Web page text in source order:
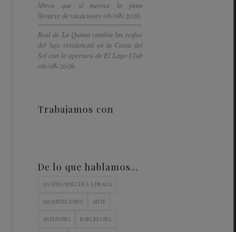
libros que sí merece la pena
llevarse de vacaciones 06/08/2026
Real de La Quinta cambia las reglas
del lujo residencial en la Costa del
Sol con la apertura de El Lago Club
06/08/2026
Trabajamos con
De lo que hablamos…
AGATHA RUIZ DE LA PRADA
ARQUITECTURA ARTE
ARTESANIA BARCELONA